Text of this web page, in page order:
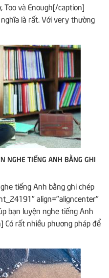
Too và Enough[/caption]
là rất. Với very thường
NGHE TIẾNG ANH BẰNG GHI
tiếng Anh bằng ghi chép
align="aligncenter"
bạn luyện nghe tiếng Anh
Có rất nhiều phương pháp để